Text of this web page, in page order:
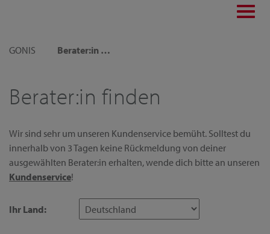
GONIS
Berater:in finden
Berater:in finden
Wir sind sehr um unseren Kundenservice bemüht. Solltest du
innerhalb von 3 Tagen keine Rückmeldung von deiner
ausgewählten Berater:in erhalten, wende dich bitte an unseren
Kundenservice!
Ihr Land: